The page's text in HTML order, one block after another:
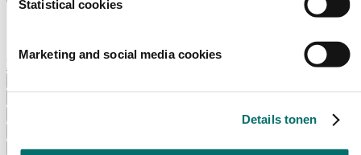
Statistical cookies
Marketing and social media cookies
Details tonen
Home
Over Horecava